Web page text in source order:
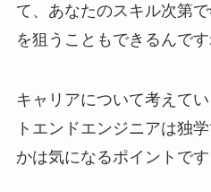
て、あなたのスキル次第
を狙うこともできるんです
キャリアについて考えて
トエンドエンジニアは独
かは気になるポイントです